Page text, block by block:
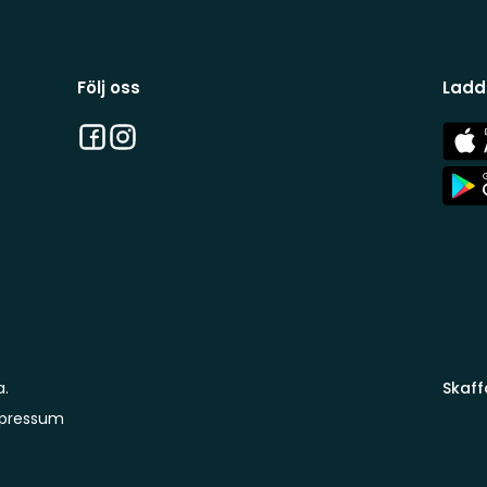
Följ oss
Facebook
Instagram
App
Store
App
Store